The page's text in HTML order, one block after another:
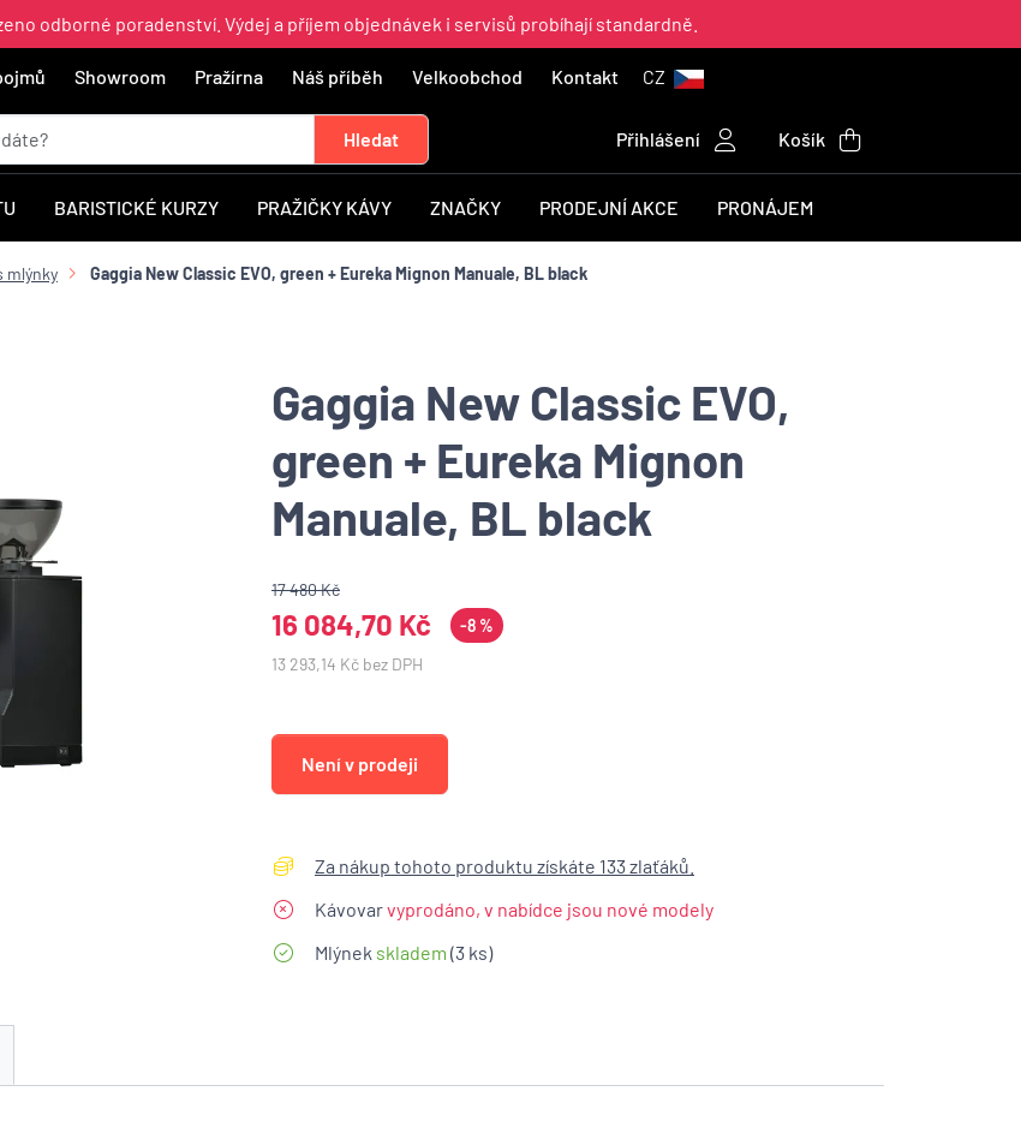
odborné poradenství. Výdej a příjem objednávek i servisů probíhají standardně.
Showroom Pražírna Náš příběh Velkoobchod Kontakt CZ
Přihlášení Košík
BARISTICKÉ KURZY PRAŽIČKY KÁVY ZNAČKY PRODEJNÍ AKCE PRONÁJEM
mlýnky Gaggia New Classic EVO, green + Eureka Mignon Manuale, BL black
Gaggia New Classic EVO,
green + Eureka Mignon
Manuale, BL black
17 480 Kč
16 084,70 Kč
-8 %
13 293,14 Kč bez DPH
Není v prodeji
Za nákup tohoto produktu získáte 133 zlaťáků.
Kávovarvyprodáno, v nabídce jsou nové modely
Mlýnek skladem (3 ks)